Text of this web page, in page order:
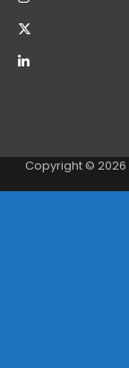
Copyright © 2026